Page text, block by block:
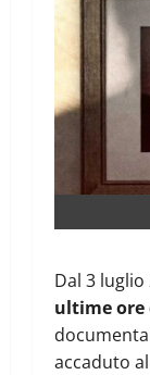
Dal 3
ultime ore
accaduto